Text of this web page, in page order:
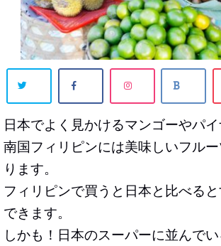
日本でよく見かけるマンゴーやパイ
南国フィリピンには美味しいフル
ります。
フィリピンで買うと日本と比べる
できます。
しかも！日本のスーパーに並んで